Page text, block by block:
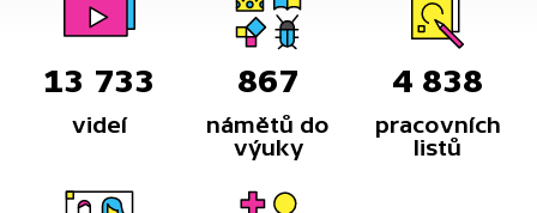
13 733
videí
867
námětů do
výuky
4 838
pracovních
listů